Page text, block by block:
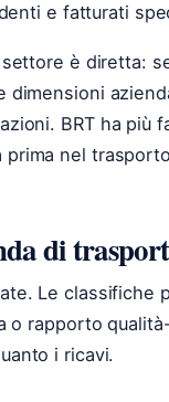
e fatturati
settore è diretta:
dimensioni
BRT ha più
prima nel
di
Le classifiche
o rapporto
i ricavi.